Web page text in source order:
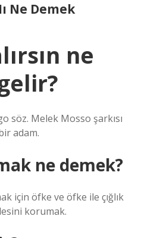
Ne Demek
ne
söz. Melek Mosso şarkısı
adam.
ne demek?
için öfke ve öfke ile çığlık
korumak.